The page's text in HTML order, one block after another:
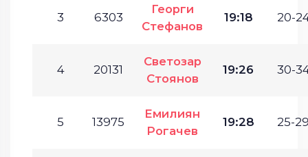
3 6303
Георги
Стефанов
19:18 20-
4 20131
Светозар
Стоянов
19:26 30-
5 13975
Емилиян
Рогачев
19:28 25-